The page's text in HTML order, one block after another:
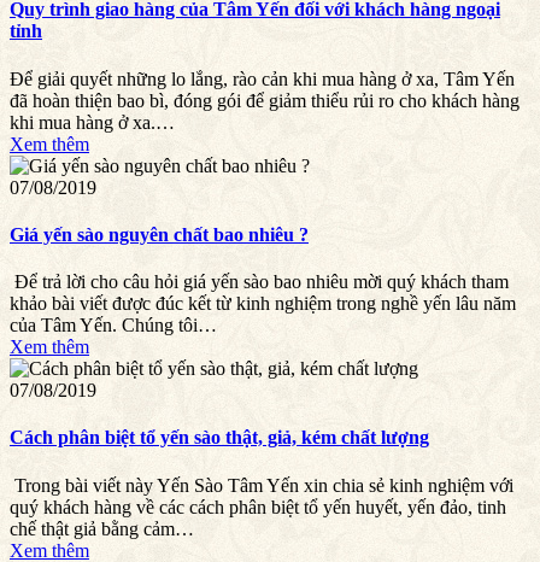
Quy trình giao hàng của Tâm Yến đối với khách hàng ngoại
tỉnh
Để giải quyết những lo lắng, rào cản khi mua hàng ở xa, Tâm Yến
đã hoàn thiện bao bì, đóng gói để giảm thiểu rủi ro cho khách hàng
khi mua hàng ở xa.…
Xem thêm
07/08/2019
Giá yến sào nguyên chất bao nhiêu ?
Để trả lời cho câu hỏi giá yến sào bao nhiêu mời quý khách tham
khảo bài viết được đúc kết từ kinh nghiệm trong nghề yến lâu năm
của Tâm Yến. Chúng tôi…
Xem thêm
07/08/2019
Cách phân biệt tổ yến sào thật, giả, kém chất lượng
Trong bài viết này Yến Sào Tâm Yến xin chia sẻ kinh nghiệm với
quý khách hàng về các cách phân biệt tổ yến huyết, yến đảo, tinh
chế thật giả bằng cảm…
Xem thêm